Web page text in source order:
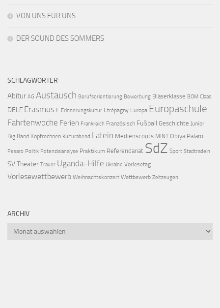
VON UNS FÜR UNS
DER SOUND DES SOMMERS
SCHLAGWÖRTER
Abitur AG Austausch Berufsorientierung Bewerbung Bläserklasse BOM Claas
DELF Erasmus+ Erinnerungskultur Etrépagny Europa Europaschule
Fahrtenwoche Ferien Frankreich Französisch Fußball Geschichte Junior
Big Band Kopfrechnen Kulturabend Latein Medienscouts MINT Obiya Palaro
Pesaro Politik Potenzialanalyse Praktikum Referendariat SdZ Sport Stadtradeln
SVTheater Trauer Uganda-Hilfe Ukraine Vorlesetag
Vorlesewettbewerb Weihnachtskonzert Wettbewerb Zeitzeugen
ARCHIV